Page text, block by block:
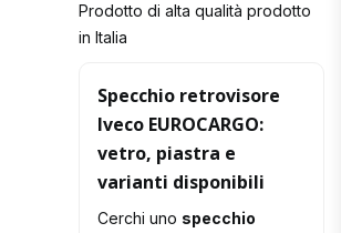
Prodotto di alta qualità prodotto
in Italia
Specchio retrovisore
Iveco EUROCARGO:
vetro, piastra e
varianti disponibili
Cerchi uno specchio